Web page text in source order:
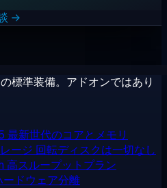
→
標準装備。アドオンではあり
最新世代のコアとメモリ
ージ 回転ディスクは一切なし
高スループットプラン
ードウェア分離